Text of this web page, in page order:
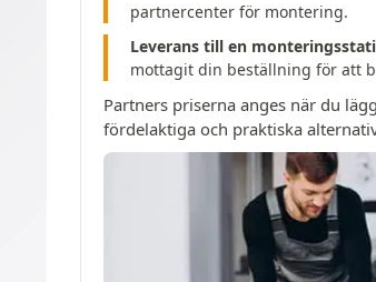
partnercenter för montering.
Leverans till en
mottagit din beställning för att
Partners priserna anges när du
fördelaktiga och praktiska